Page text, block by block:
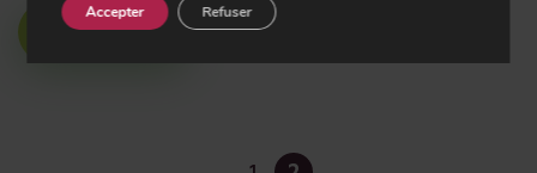
Découvrir
Play
-01:12
Accepter Refuser